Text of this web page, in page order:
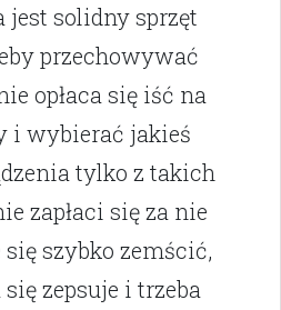
jest solidny sprzęt
przechowywać
opłaca się iść na
i wybierać jakieś
tylko z takich
zapłaci się za nie
się szybko zemścić,
zepsuje i trzeba